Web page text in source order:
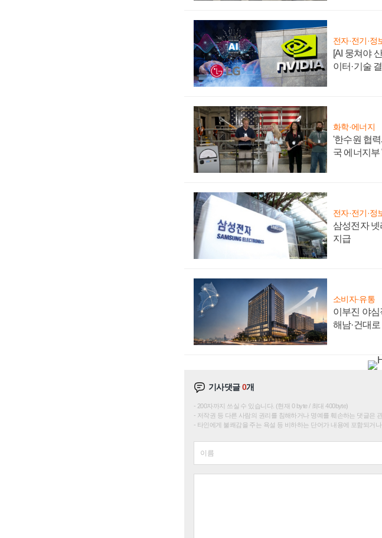
전자·전기·정
[AI 뭉쳐야
이터·기술
화학·에너지
'한수원 협
국 에너지
전자·전기·정
삼성전자 넷
지급
소비자·유통
이부진 야심
해남·건대
기사댓글0개
200자까지 쓰실 수 있습니다. (현재 0 byte / 최대 400byte)
저작권 등 다른 사람의 권리를 침해하거나 명예를 훼손하는 댓글은
타인에게 불쾌감을 주는 욕설 등 비하하는 단어가 내용에 포함되거